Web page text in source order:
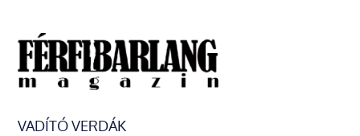
VADÍTÓ VERDÁK